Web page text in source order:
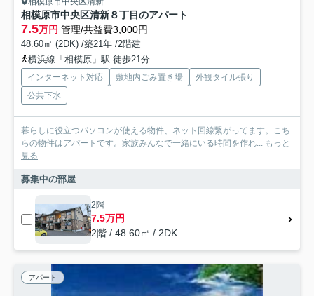
相模原市中央区清新８丁目のアパート
7.5万円 管理/共益費3,000円
48.60㎡ (2DK) /築21年 /2階建
横浜線「相模原」駅 徒歩21分
インターネット対応 敷地内ごみ置き場
外観タイル張り
公共下水
暮らしに役立つパソコンが使える物件、ネット回線繋がってます。こち
らの物件はアパートです。家族みんなで一緒にいる時間を作れ... もっと
見る
募集中の部屋
2階
7.5万円
2階 / 48.60㎡ / 2DK
アパート